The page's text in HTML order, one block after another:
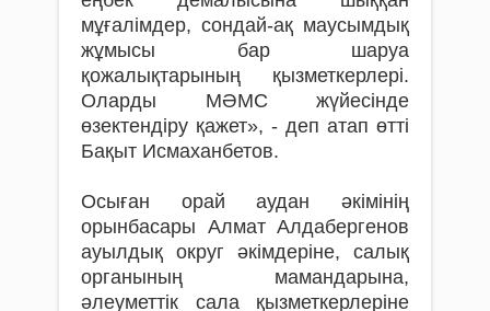
мұғалімдер, сондай-ақ маусымдық
жұмысы бар шаруа
қожалықтарының қызметкерлері.
Оларды МӘМС жүйесінде
өзектендіру қажет», - деп атап өтті
Бақыт Исмаханбетов.
Осыған орай аудан әкімінің
орынбасары Алмат Алдабергенов
ауылдық округ әкімдеріне, салық
органының мамандарына,
әлеуметтік сала қызметкерлеріне